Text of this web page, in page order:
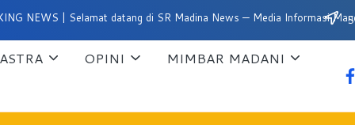
| Selamat datang di SR Madina News — Media Informasi Mandailing
OPINI
MIMBAR MADANI